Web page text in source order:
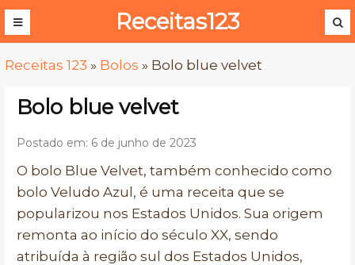
Receitas123
Receitas 123 » Bolos » Bolo blue velvet
Bolo blue velvet
Postado em: 6 de junho de 2023
O bolo Blue Velvet, também conhecido como
bolo Veludo Azul, é uma receita que se
popularizou nos Estados Unidos. Sua origem
remonta ao início do século XX, sendo
atribuída à região sul dos Estados Unidos,